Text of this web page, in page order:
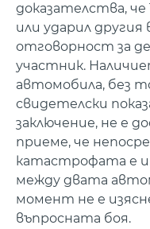
доказателства, че
или ударил другия
отговорност за
участник.
автомобила, без
свидетелски
заключение, не е
приеме, че
катастрофата е
между двата
момент не е
въпросната боя.